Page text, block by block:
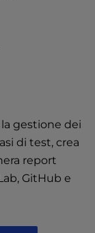
gestione dei
di test, crea
report
GitHub e